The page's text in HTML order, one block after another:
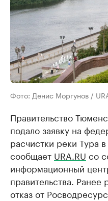
Фото: Денис Моргунов /
Правительство
подало заявку на
расчистки реки Тура
сообщает URA.RU со
информационный
правительства. Ранее
отказ от